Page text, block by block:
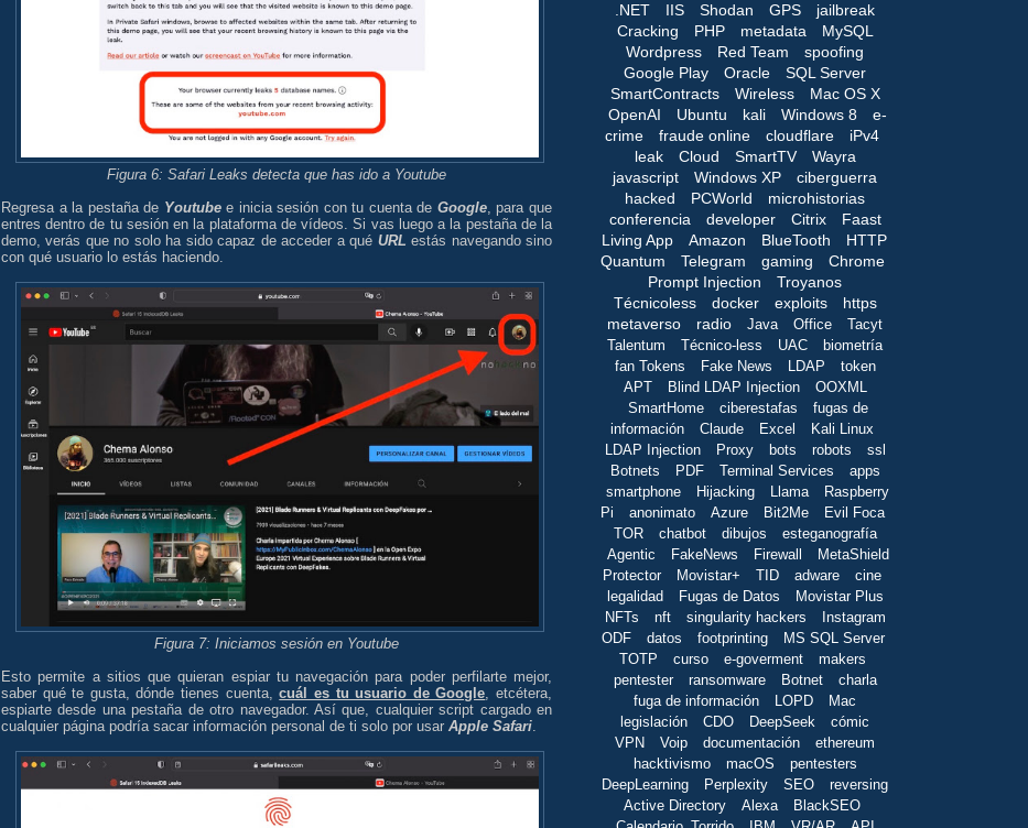
Figura 6: Safari Leaks detecta que has ido a Youtube
Regresa a la pestaña de Youtubee inicia sesión con tu cuenta de Google, para que
entres dentro de tu sesión en la plataforma de vídeos. Si vas luego a la pestaña de la
demo, verás que no solo ha sido capaz de acceder a qué URL estás navegando sino
con qué usuario lo estás haciendo.
Figura 7: Iniciamos sesión en Youtube
Esto permite a sitios que quieran espiar tu navegación para poder perfilarte mejor,
saber qué te gusta, dónde tienes cuenta,cuál es tu usuario de Google, etcétera,
espiarte desde una pestaña de otro navegador. Así que, cualquier script cargado en
cualquier página podría sacar información personal de ti solo por usar Apple Safari.
.NET
IIS Shodan GPS
jailbreak
Cracking
PHP metadata
MySQL
Wordpress
Red Team
spoofing
Google Play
Oracle
SQL Server
SmartContracts
Wireless
Mac OS X
OpenAI
Ubuntu kali Windows 8
e-
crime
fraude online cloudflare
iPv4
leak
Cloud SmartTV
Wayra
javascript
Windows XP
ciberguerra
hacked
PCWorld
microhistorias
conferencia
developer Citrix
Faast
Living App
Amazon BlueTooth
HTTP
Quantum
Telegram gaming
Chrome
Prompt Injection
Troyanos
Técnicoless
docker exploits
https
metaverso
radio Java Office
Tacyt
Talentum
Técnico-less UAC
biometría
fan Tokens
Fake News LDAP
token
APT
Blind LDAP Injection
OOXML
SmartHome
ciberestafas
fugas de
información
Claude Excel
Kali Linux
LDAP Injection
Proxy bots robots
ssl
Botnets
PDF Terminal Services
apps
smartphone
Hijacking Llama
Raspberry
Pi
anonimato Azure Bit2Me
Evil Foca
TOR
chatbot dibujos
esteganografía
Agentic
FakeNews Firewall
MetaShield
Protector
Movistar+ TID adware
cine
legalidad
Fugas de Datos
Movistar Plus
NFTs
nft singularity hackers
Instagram
ODF
datos footprinting
MS SQL Server
TOTP
curso e-goverment
makers
pentester
ransomware Botnet
charla
fuga de información
LOPD
Mac
legislación
CDO DeepSeek
cómic
VPN
Voip documentación
ethereum
hacktivismo
macOS
pentesters
DeepLearning
Perplexity SEO
reversing
Active Directory
Alexa
BlackSEO